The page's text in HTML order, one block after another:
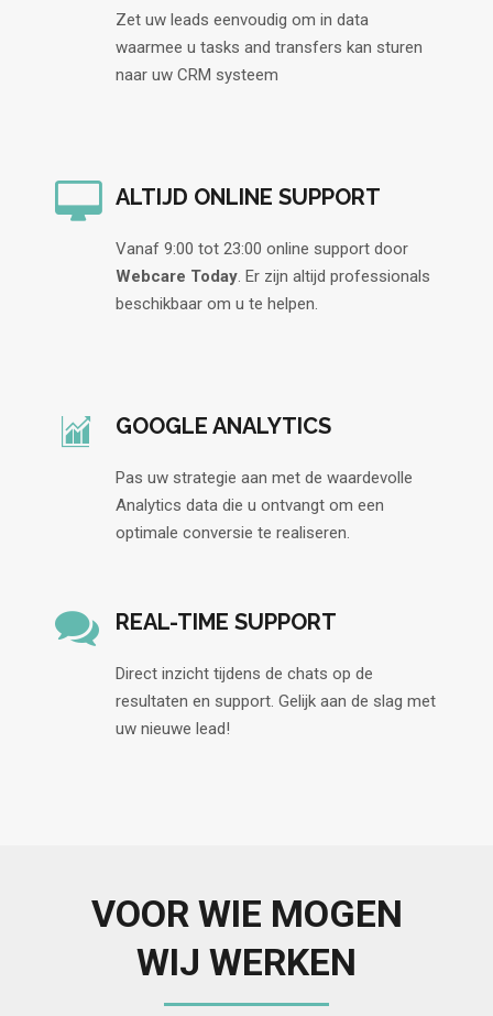
Zet uw leads eenvoudig om in data
waarmee u tasks and transfers kan sturen
naar uw CRM systeem
ALTIJD ONLINE SUPPORT
Vanaf 9:00 tot 23:00 online support door
Webcare Today. Er zijn altijd professionals
beschikbaar om u te helpen.
GOOGLE ANALYTICS
Pas uw strategie aan met de waardevolle
Analytics data die u ontvangt om een
optimale conversie te realiseren.
REAL-TIME SUPPORT
Direct inzicht tijdens de chats op de
resultaten en support. Gelijk aan de slag met
uw nieuwe lead!
VOOR WIE MOGEN
WIJ WERKEN